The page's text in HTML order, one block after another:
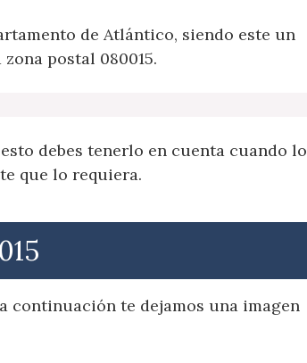
de Atlántico, siendo este un
postal 080015.
debes tenerlo en cuenta cuando lo
que lo requiera.
continuación te dejamos una imagen